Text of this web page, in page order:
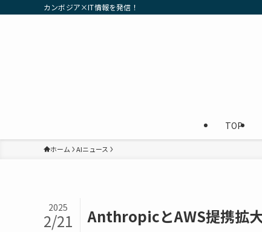
カンボジア×IT情報を発信！
TOP
ホーム AIニュース
AnthropicとAWS提携拡
2025
2/21